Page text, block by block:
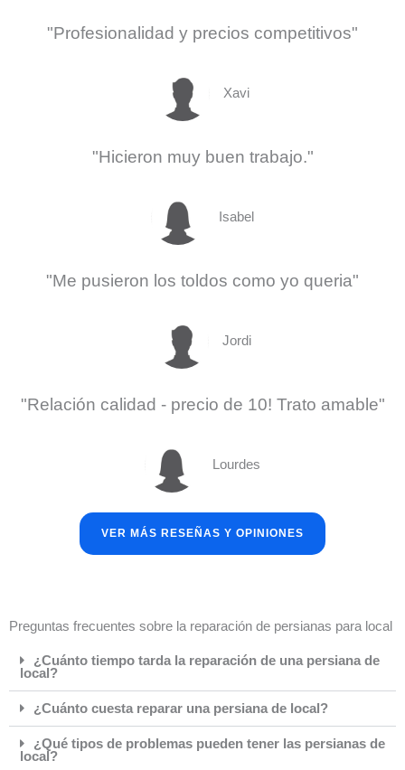
"Profesionalidad y precios competitivos"
Xavi
"Hicieron muy buen trabajo."
Isabel
"Me pusieron los toldos como yo queria"
Jordi
"Relación calidad - precio de 10! Trato amable"
Lourdes
VER MÁS RESEÑAS Y OPINIONES
Preguntas frecuentes sobre la reparación de persianas para local
¿Cuánto tiempo tarda la reparación de una persiana de
local?
¿Cuánto cuesta reparar una persiana de local?
¿Qué tipos de problemas pueden tener las persianas de
local?